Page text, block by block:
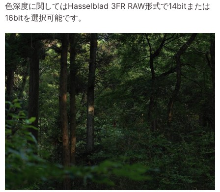
色深度に関してはHasselblad 3FR RAW形式で14bitまたは
16bitを選択可能です。